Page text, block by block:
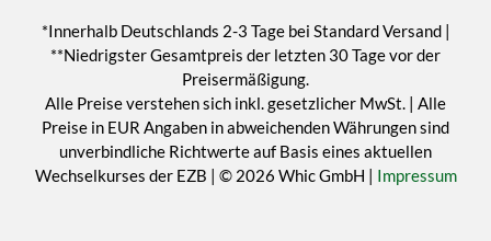
*Innerhalb Deutschlands 2-3 Tage bei Standard Versand |
**Niedrigster Gesamtpreis der letzten 30 Tage vor der
Preisermäßigung.
Alle Preise verstehen sich inkl. gesetzlicher MwSt. | Alle
Preise in EUR Angaben in abweichenden Währungen sind
unverbindliche Richtwerte auf Basis eines aktuellen
Wechselkurses der EZB | © 2026 Whic GmbH | Impressum